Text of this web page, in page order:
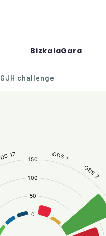
BizkaiaGara
GJH challenge